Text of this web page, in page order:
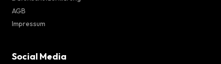
AGB
Impressum
Social Media